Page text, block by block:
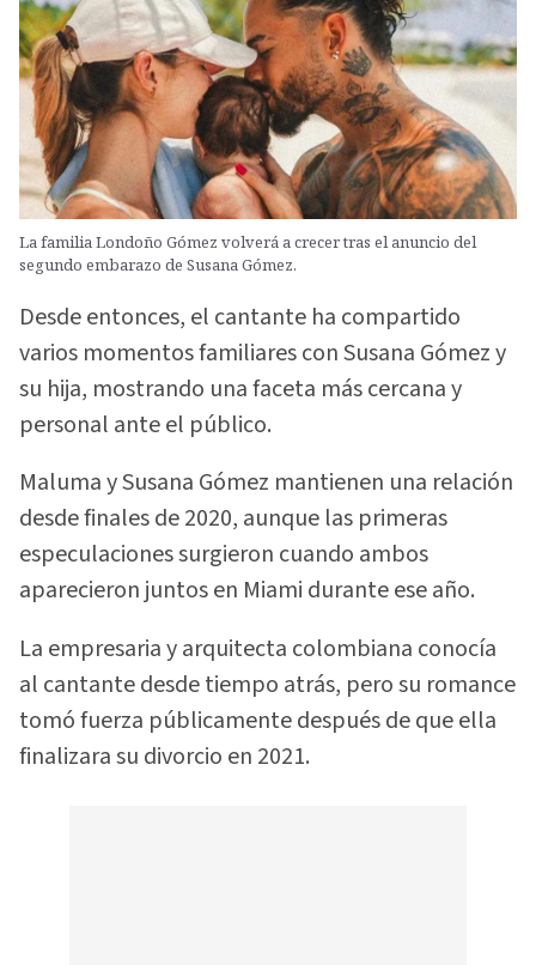
La familia Londoño Gómez volverá a crecer tras el anuncio del
segundo embarazo de Susana Gómez.
Desde entonces, el cantante ha compartido
varios momentos familiares con Susana Gómez y
su hija, mostrando una faceta más cercana y
personal ante el público.
Maluma y Susana Gómez mantienen una relación
desde finales de 2020, aunque las primeras
especulaciones surgieron cuando ambos
aparecieron juntos en Miami durante ese año.
La empresaria y arquitecta colombiana conocía
al cantante desde tiempo atrás, pero su romance
tomó fuerza públicamente después de que ella
finalizara su divorcio en 2021.